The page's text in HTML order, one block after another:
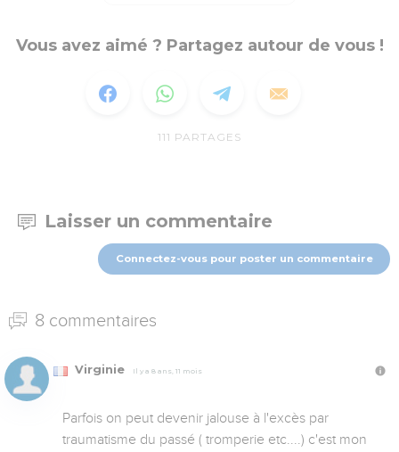
Vous avez aimé ? Partagez autour de vous !
111 PARTAGES
Laisser un commentaire
Connectez-vous pour poster un commentaire
8 commentaires
Virginie Il y a 8 ans, 11 mois
Parfois on peut devenir jalouse à l'excès par
traumatisme du passé ( tromperie etc....) c'est mon